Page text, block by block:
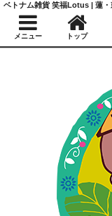
メニュー トップ